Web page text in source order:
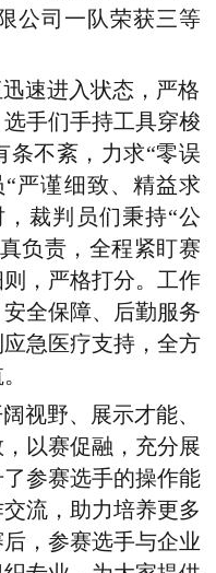
公司一队荣获三等
速进入状态，严格
手们手持工具穿梭
条不紊，力求“零误
严谨细致、精益求
裁判员们秉持“公
负责，全程紧盯赛
，严格打分。工作
全保障、后勤服务
急医疗支持，全方
视野、展示才能、
以赛促融，充分展
参赛选手的操作能
流，助力培养更多
后，参赛选手与企业